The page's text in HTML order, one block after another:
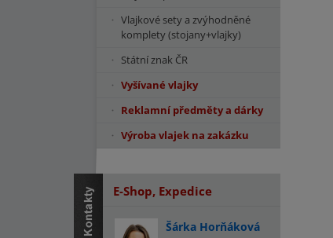
Vlajkové sety a zvýhodněné
komplety (stojany+vlajky)
Státní znak ČR
Vyšívané vlajky
Reklamní předměty a dárky
Výroba vlajek na zakázku
E-Shop, Expedice
Šárka Horňáková